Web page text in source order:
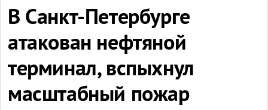
В Санкт-Петербурге
атакован нефтяной
терминал, вспыхнул
масштабный пожар